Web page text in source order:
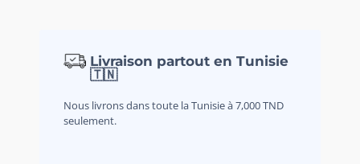
Livraison partout en Tunisie
🇹🇳
Nous livrons dans toute la Tunisie à 7,000 TND
seulement.